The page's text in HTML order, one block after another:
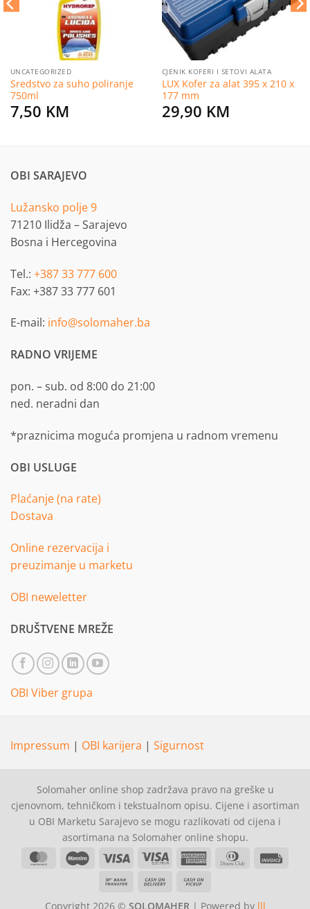
UNCATEGORIZED
Sredstvo za suho poliranje
750ml
7,50 KM
CJENIK KOFERI I SETOVI ALATA
LUX Kofer za alat 395 x 210 x
177 mm
29,90 KM
OBI SARAJEVO
Lužansko polje 9
71210 Ilidža – Sarajevo
Bosna i Hercegovina
Tel.: +387 33 777 600
Fax: +387 33 777 601
E-mail: info@solomaher.ba
RADNO VRIJEME
pon. – sub. od 8:00 do 21:00
ned. neradni dan
*praznicima moguća promjena u radnom vremenu
OBI USLUGE
Plaćanje (na rate)
Dostava
Online rezervacija i
preuzimanje u marketu
OBI neweletter
DRUŠTVENE MREŽE
OBI Viber grupa
Impressum | OBI karijera | Sigurnost
Solomaher online shop zadržava pravo na greške u
cjenovnom, tehničkom i tekstualnom opisu. Cijene i asortiman
u OBI Marketu Sarajevo se mogu razlikovati od cijena i
asortimana na Solomaher online shopu.
MasterCardMaestro Visa
Visa
American Dinners
Bank
Cash
Copyright 2026 © SOLOMAHER | Powered by lll